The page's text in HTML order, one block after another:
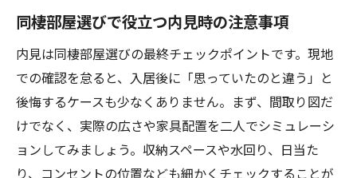
同棲部屋選びで役立つ内見時の注意事項
内見は同棲部屋選びの最終チェックポイントです。現地
での確認を怠ると、入居後に「思っていたのと違う」と
後悔するケースも少なくありません。まず、間取り図だ
けでなく、実際の広さや家具配置を二人でシミュレーシ
ョンしてみましょう。収納スペースや水回り、日当た
り、コンセントの位置なども細かくチェックすることが